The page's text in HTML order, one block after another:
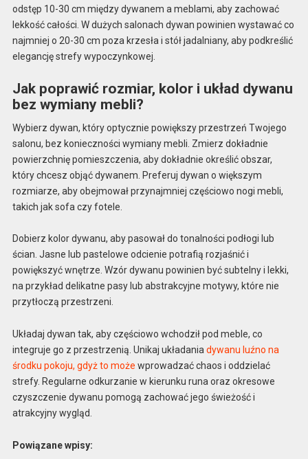
odstęp 10-30 cm między dywanem a meblami, aby zachować
lekkość całości. W dużych salonach dywan powinien wystawać co
najmniej o 20-30 cm poza krzesła i stół jadalniany, aby podkreślić
elegancję strefy wypoczynkowej.
Jak poprawić rozmiar, kolor i układ dywanu
bez wymiany mebli?
Wybierz dywan, który optycznie powiększy przestrzeń Twojego
salonu, bez konieczności wymiany mebli. Zmierz dokładnie
powierzchnię pomieszczenia, aby dokładnie określić obszar,
który chcesz objąć dywanem. Preferuj dywan o większym
rozmiarze, aby obejmował przynajmniej częściowo nogi mebli,
takich jak sofa czy fotele.
Dobierz kolor dywanu, aby pasował do tonalności podłogi lub
ścian. Jasne lub pastelowe odcienie potrafią rozjaśnić i
powiększyć wnętrze. Wzór dywanu powinien być subtelny i lekki,
na przykład delikatne pasy lub abstrakcyjne motywy, które nie
przytłoczą przestrzeni.
Układaj dywan tak, aby częściowo wchodził pod meble, co
integruje go z przestrzenią. Unikaj układania dywanu luźno na
środku pokoju, gdyż to może wprowadzać chaos i oddzielać
strefy. Regularne odkurzanie w kierunku runa oraz okresowe
czyszczenie dywanu pomogą zachować jego świeżość i
atrakcyjny wygląd.
Powiązane wpisy: